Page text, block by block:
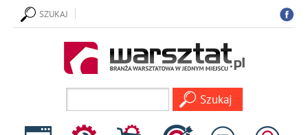
SZUKAJ